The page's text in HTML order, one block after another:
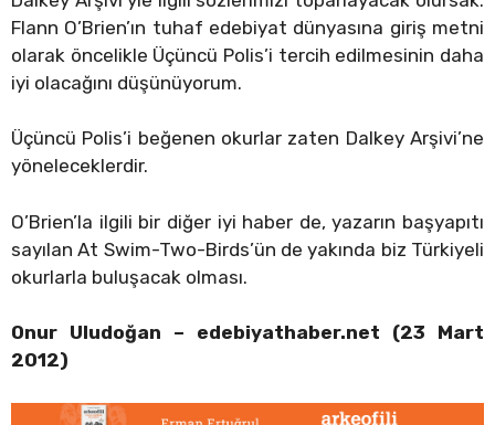
Flann O’Brien’ın tuhaf edebiyat dünyasına giriş metni
olarak öncelikle Üçüncü Polis’i tercih edilmesinin daha
iyi olacağını düşünüyorum.
Üçüncü Polis’i beğenen okurlar zaten Dalkey Arşivi’ne
yöneleceklerdir.
O’Brien’la ilgili bir diğer iyi haber de, yazarın başyapıtı
sayılan At Swim-Two-Birds’ün de yakında biz Türkiyeli
okurlarla buluşacak olması.
Onur Uludoğan – edebiyathaber.net (23 Mart
2012)